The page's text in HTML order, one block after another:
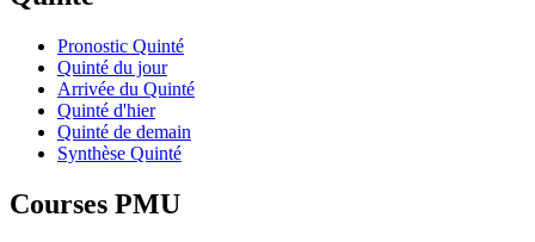
Pronostic Quinté
Quinté du jour
Arrivée du Quinté
Quinté d'hier
Quinté de demain
Synthèse Quinté
Courses PMU